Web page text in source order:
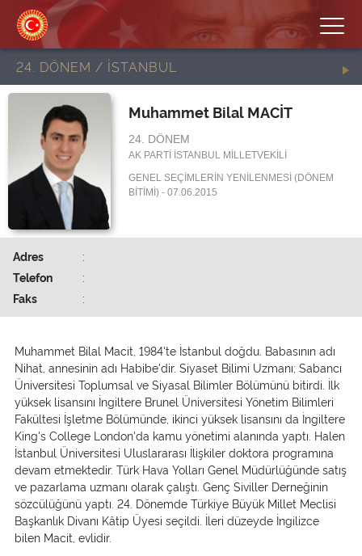
24. DÖNEM / İSTANBUL
Muhammet Bilal MACİT
24. DÖNEM
AK PARTİ İSTANBUL MİLLETVEKİLİ
GENEL SEÇİMLERİN YENİLENMESİ (DÖNEM
BİTİMİ) - 07.06.2015
Adres
:
Telefon
:
Faks
:
Muhammet Bilal Macit, 1984'te İstanbul doğdu. Babasının adı
Nihat, annesinin adı Habibe'dir. Siyaset Bilimi Uzmanı; Sabancı
Üniversitesi Toplumsal ve Siyasal Bilimler Bölümünü bitirdi. İlk
yüksek lisansını İngiltere Brunel Üniversitesi Yönetim Bilimleri
Fakültesi İşletme Bölümünde, ikinci yüksek lisansını da İngiltere
King's College London'da kamu yönetimi alanında yaptı. Halen
İstanbul Üniversitesi Uluslararası İlişkiler doktora programına
devam etmektedir. Türk Hava Yolları Genel Müdürlüğünde satış
ve pazarlama uzmanı olarak çalıştı. Genç Siviller Derneğinin
sözcülüğünü yaptı. 24. Dönemde Türkiye Büyük Millet Meclisi
Başkanlık Divanı Kâtip Üyesi seçildi. İleri düzeyde İngilizce
bilen Macit, evlidir.